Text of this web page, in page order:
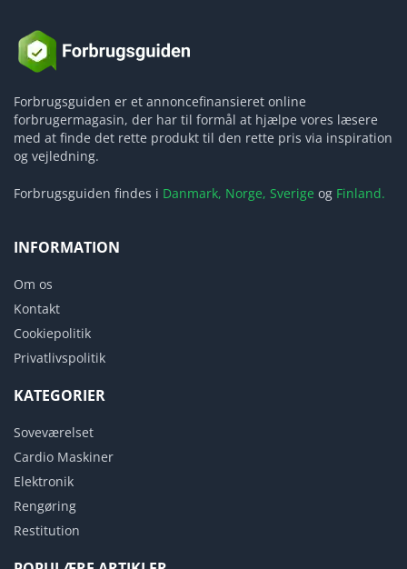
Forbrugsguiden er et annoncefinansieret online
forbrugermagasin, der har til formål at hjælpe vores læsere
med at finde det rette produkt til den rette pris via inspiration
og vejledning.
Forbrugsguiden findes i Danmark, Norge, Sverige og Finland.
INFORMATION
Om os
Kontakt
Cookiepolitik
Privatlivspolitik
KATEGORIER
Soveværelset
Cardio Maskiner
Elektronik
Rengøring
Restitution